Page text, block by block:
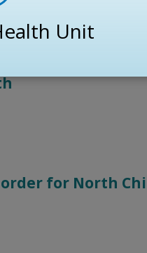
Unit
for North